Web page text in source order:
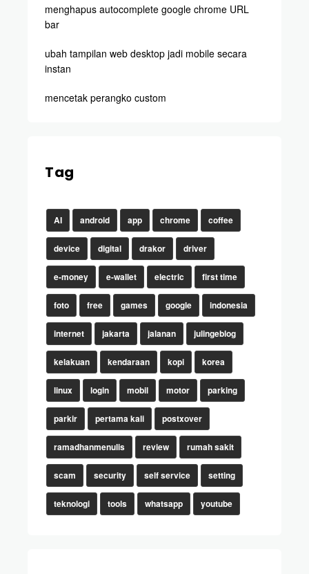
menghapus autocomplete google chrome URL
bar
ubah tampilan web desktop jadi mobile secara
instan
mencetak perangko custom
Tag
AI android app chrome coffee
device digital drakor driver
e-money e-wallet electric first time
foto free games google indonesia
internet jakarta jalanan julingeblog
kelakuan kendaraan kopi korea
linux login mobil motor parking
parkir pertama kali postxover
ramadhanmenulis review rumah sakit
scam security self service setting
teknologi tools whatsapp youtube